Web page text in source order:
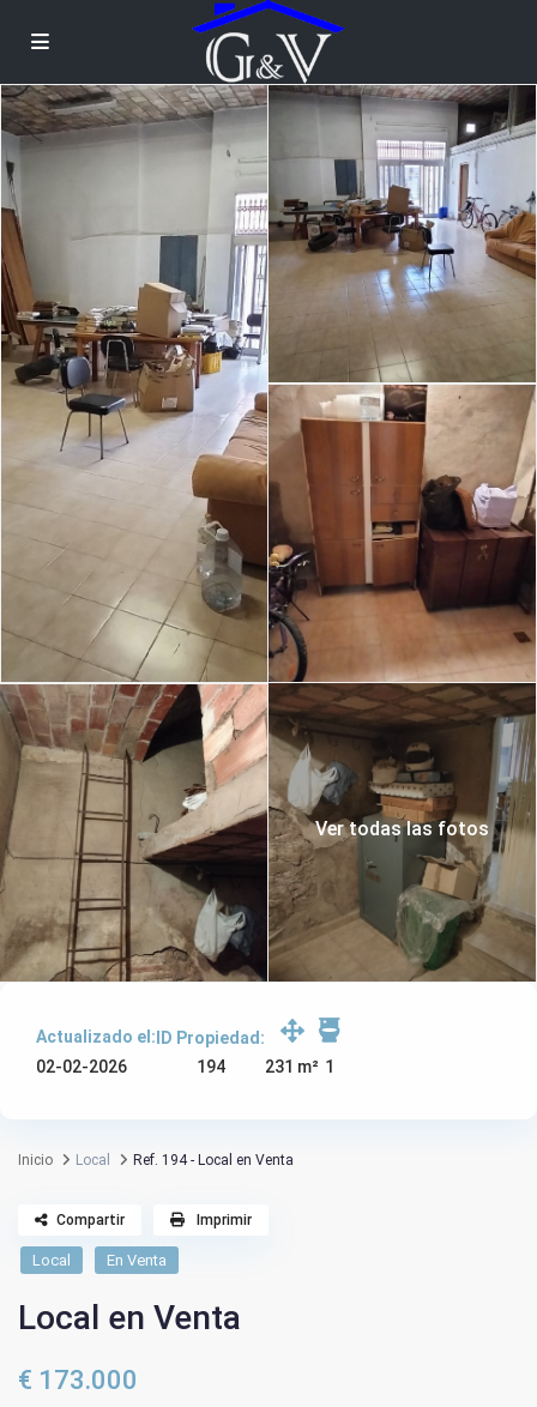
Ver todas las fotos
Actualizado el:
02-02-2026
ID Propiedad:
194
231 m² 1
Inicio Local Ref. 194 - Local en Venta
Local En Venta
Local en Venta
€ 173.000
Compartir Imprimir